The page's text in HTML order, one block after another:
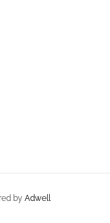
by Adwell